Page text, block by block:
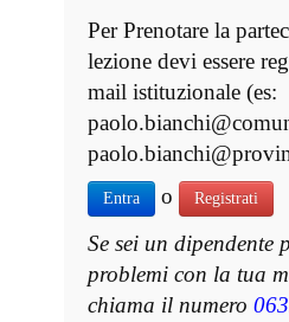
Per Prenotare la
lezione devi essere
mail istituzionale (es:
Entra o Registrati
Se sei un dipendente
problemi con la tua
chiama il numero